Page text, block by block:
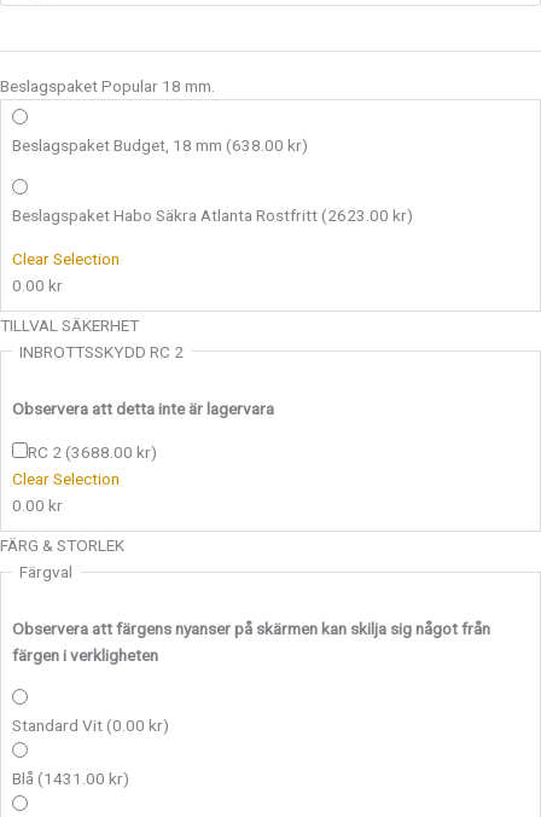
Beslagspaket Popular 18 mm.
Beslagspaket Budget, 18 mm (638.00 kr)
Beslagspaket Habo Säkra Atlanta Rostfritt(2623.00 kr)
Clear Selection
0.00 kr
TILLVAL SÄKERHET
INBROTTSSKYDD RC 2
Observera att detta inte är lagervara
RC 2 (3688.00 kr)
Clear Selection
0.00 kr
FÄRG & STORLEK
Färgval
Observera att färgens nyanser på skärmen kan skilja sig något från
färgen i verkligheten
Standard Vit (0.00 kr)
Blå (1431.00 kr)